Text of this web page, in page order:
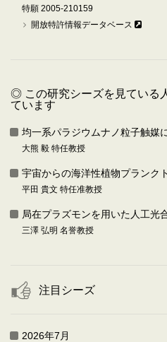
特願 2005-210159
開放特許情報データベース
◎ この研究シーズを見ている
ています
均一系パラジウムナノ粒子触媒
大熊 毅 特任教授
宇宙からの海洋性植物プランク
平田 貴文 特任准教授
局在プラズモンを用いた人工光
三澤 弘明 名誉教授
注目シーズ
2026年7月